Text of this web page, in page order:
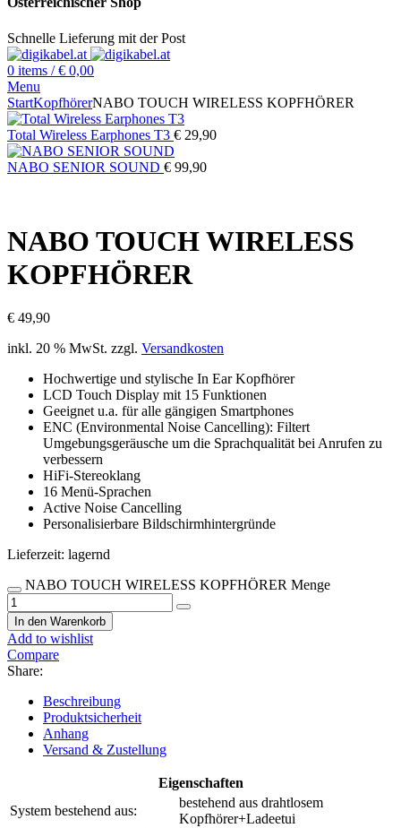
Schnelle Lieferung mit der Post
0 items / € 0,00
Menu
StartKopfhörerNABO TOUCH WIRELESS KOPFHÖRER
Total Wireless Earphones T3 € 29,90
NABO SENIOR SOUND € 99,90
NABO TOUCH WIRELESS
KOPFHÖRER
€ 49,90
inkl. 20 % MwSt. zzgl. Versandkosten
Hochwertige und stylische In Ear Kopfhörer
LCD Touch Display mit 15 Funktionen
Geeignet u.a. für alle gängigen Smartphones
ENC (Environmental Noise Cancelling): Filtert
Umgebungsgeräusche um die Sprachqualität bei Anrufen zu
verbessern
HiFi-Stereoklang
16 Menü-Sprachen
Active Noise Cancelling
Personalisierbare Bildschirmhintergründe
Lieferzeit: lagernd
NABO TOUCH WIRELESS KOPFHÖRER Menge
In den Warenkorb
Add to wishlist
Compare
Share:
Beschreibung
Produktsicherheit
Anhang
Versand & Zustellung
Eigenschaften
System bestehend aus:
bestehend aus drahtlosem
Kopfhörer+Ladeetui